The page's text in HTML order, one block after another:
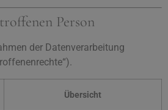
Person
der Datenverarbeitung
Übersicht